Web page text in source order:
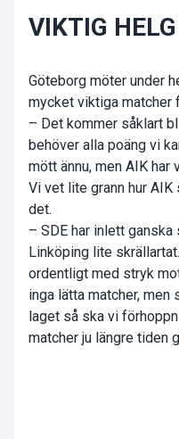
VIKTIG HELG
Göteborg möter under
mycket viktiga matcher
– Det kommer såklart
behöver alla poäng vi
mött ännu, men AIK
Vi vet lite grann hur
det.
– SDE har inlett
Linköping lite
ordentligt med stryk
inga lätta matcher,
laget så ska vi
matcher ju längre tiden